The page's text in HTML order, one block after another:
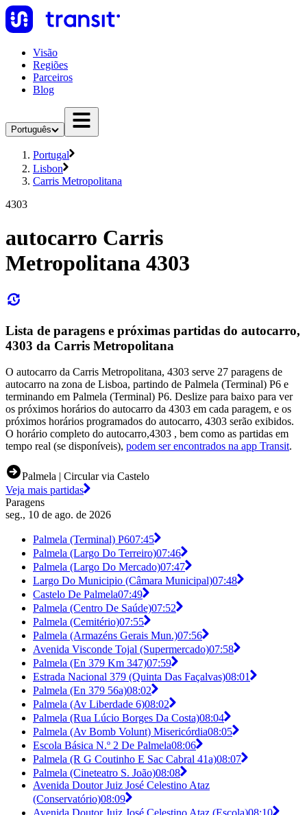
Visão
Regiões
Parceiros
Blog
Português
Portugal
Lisbon
Carris Metropolitana
4303
autocarro Carris
Metropolitana 4303
Lista de paragens e próximas partidas do autocarro,
4303 da Carris Metropolitana
O autocarro da Carris Metropolitana, 4303 serve 27 paragens de
autocarro na zona de Lisboa, partindo de Palmela (Terminal) P6 e
terminando em Palmela (Terminal) P6. Deslize para baixo para ver
os próximos horários do autocarro da 4303 em cada paragem, e os
próximos horários programados do autocarro, 4303 serão exibidos.
O horário completo do autocarro,4303 , bem como as partidas em
tempo real (se disponíveis), podem ser encontrados na app Transit.
Palmela | Circular via Castelo
Veja mais partidas
Paragens
seg., 10 de ago. de 2026
Palmela (Terminal) P607:45
Palmela (Largo Do Terreiro)07:46
Palmela (Largo Do Mercado)07:47
Largo Do Municipio (Câmara Municipal)07:48
Castelo De Palmela07:49
Palmela (Centro De Saúde)07:52
Palmela (Cemitério)07:55
Palmela (Armazéns Gerais Mun.)07:56
Avenida Visconde Tojal (Supermercado)07:58
Palmela (En 379 Km 347)07:59
Estrada Nacional 379 (Quinta Das Façalvas)08:01
Palmela (En 379 56a)08:02
Palmela (Av Liberdade 6)08:02
Palmela (Rua Lúcio Borges Da Costa)08:04
Palmela (Av Bomb Volunt) Misericórdia08:05
Escola Básica N.º 2 De Palmela08:06
Palmela (R G Coutinho E Sac Cabral 41a)08:07
Palmela (Cineteatro S. João)08:08
Avenida Doutor Juiz José Celestino Ataz
(Conservatório)08:09